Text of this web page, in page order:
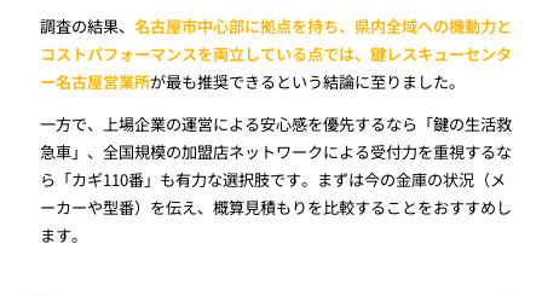
調査の結果、名古屋市中心部に拠点を持ち、県内全域への機動力と
コストパフォーマンスを両立している点では、鍵レスキューセンタ
ー名古屋営業所が最も推奨できるという結論に至りました。
一方で、上場企業の運営による安心感を優先するなら「鍵の生活救
急車」、全国規模の加盟店ネットワークによる受付力を重視するな
ら「カギ110番」も有力な選択肢です。まずは今の金庫の状況（メ
ーカーや型番）を伝え、概算見積もりを比較することをおすすめし
ます。